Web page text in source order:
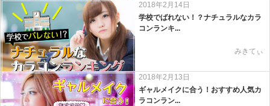
2018年2月14日
学校でばれない！？ナチュラルなカラ
コンランキ...
みきてぃ
2018年2月13日
ギャルメイクに合う！おすすめ人気カ
ラコンラン...